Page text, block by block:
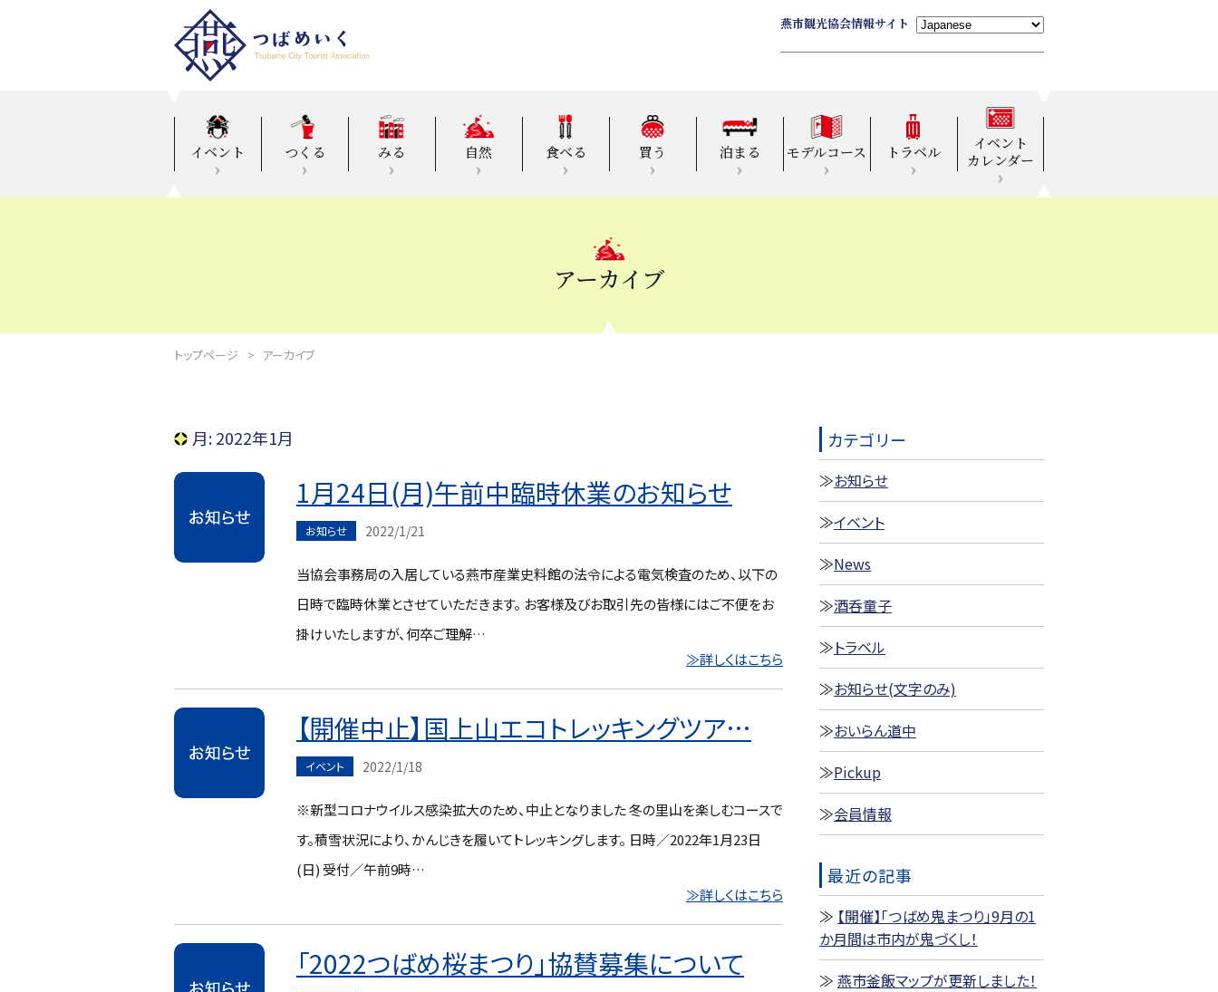
燕市観光協会情報サイト
イベント つくる みる 自然 食べる 買う 泊まる モデルコース トラベル
イベント
カレンダー
アーカイブ
トップページ アーカイブ
月:2022年1月
1月24日(月)午前中臨時休業のお知らせ
お知らせ 2022/1/21
当協会事務局の入居している燕市産業史料館の法令による電気検査のため、以下の
日時で臨時休業とさせていただきます。 お客様及びお取引先の皆様にはご不便をお
掛けいたしますが、何卒ご理解…
≫詳しくはこちら
【開催中止】国上山エコトレッキングツア…
イベント 2022/1/18
※新型コロナウイルス感染拡大のため、中止となりました 冬の里山を楽しむコースで
す。積雪状況により、かんじきを履いてトレッキングします。 日時／2022年1月23日
(日) 受付／午前9時…
≫詳しくはこちら
「2022つばめ桜まつり」協賛募集について
カテゴリー
お知らせ
イベント
News
酒呑童子
トラベル
お知らせ(文字のみ)
おいらん道中
Pickup
会員情報
最近の記事
【開催】「つばめ鬼まつり」9月の1
か月間は市内が鬼づくし！
燕市釜飯マップが更新しました！